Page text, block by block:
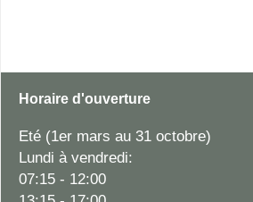
Horaire d'ouverture
Eté (1er mars au 31 octobre)
Lundi à vendredi:
07:15 - 12:00